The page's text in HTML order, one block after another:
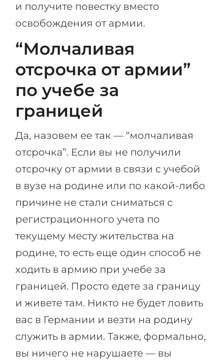
и получите повестку вместо
освобождения от армии.
“Молчаливая
отсрочка от армии”
по учебе за
границей
Да, назовем ее так — “молчаливая
отсрочка”. Если вы не получили
отсрочку от армии в связи с учебой
в вузе на родине или по какой-либо
причине не стали сниматься с
регистрационного учета по
текущему месту жительства на
родине, то есть еще один способ не
ходить в армию при учебе за
границей. Просто едете за границу
и живете там. Никто не будет ловить
вас в Германии и везти на родину
служить в армии. Также, формально,
вы ничего не нарушаете — вы